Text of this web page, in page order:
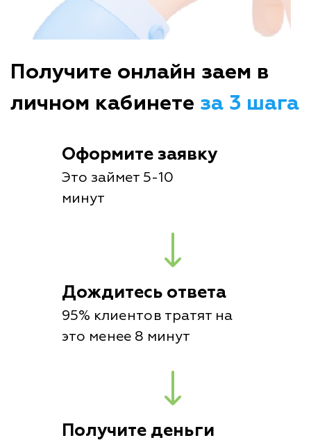
Получите онлайн заем в
личном кабинете за 3 шага
Оформите заявку
Это займет 5-10
минут
Дождитесь ответа
95% клиентов тратят на
это менее 8 минут
Получите деньги